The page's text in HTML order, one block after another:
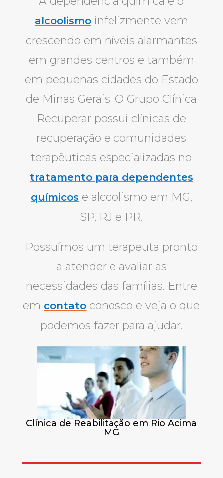
alcoolismoinfelizmente vem
crescendo em níveis alarmantes
em grandes centros e também
em pequenas cidades do Estado
de Minas Gerais. O Grupo Clínica
Recuperar possui clínicas de
recuperação e comunidades
terapêuticas especializadas no
tratamento para dependentes
químicos e alcoolismo em MG,
SP, RJ e PR.
Possuímos um terapeuta pronto
a atender e avaliar as
necessidades das famílias. Entre
em contato conosco e veja o que
podemos fazer para ajudar.
Clínica de Reabilitação em Rio Acima
MG